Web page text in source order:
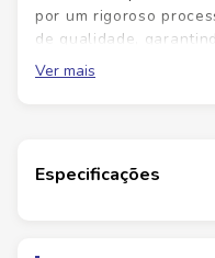
por um rigoroso
de qualidade,
Para que serve:
energia, o Mel Puro
adoçante em
Ver mais
Especificações